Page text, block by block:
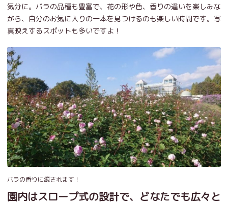
気分に。バラの品種も豊富で、花の形や色、香りの違いを楽しみな
がら、自分のお気に入りの一本を見つけるのも楽しい時間です。写
真映えするスポットも多いですよ！
バラの香りに癒されます！
園内はスロープ式の設計で、どなたでも広々と